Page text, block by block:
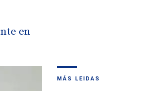
en
MÁS LEIDAS